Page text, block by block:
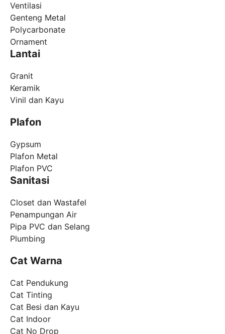
Ventilasi
Genteng Metal
Polycarbonate
Ornament
Lantai
Granit
Keramik
Vinil dan Kayu
Plafon
Gypsum
Plafon Metal
Plafon PVC
Sanitasi
Closet dan Wastafel
Penampungan Air
Pipa PVC dan Selang
Plumbing
Cat Warna
Cat Pendukung
Cat Tinting
Cat Besi dan Kayu
Cat Indoor
Cat No Drop